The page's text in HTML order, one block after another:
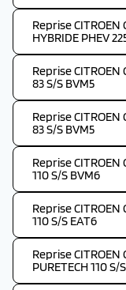
Reprise CITROEN
HYBRIDE PHEV
Reprise CITROEN
83 S/S BVM5
Reprise CITROEN
83 S/S BVM5
Reprise CITROEN
110 S/S BVM6
Reprise CITROEN
110 S/S EAT6
Reprise CITROEN
PURETECH 110 S/S